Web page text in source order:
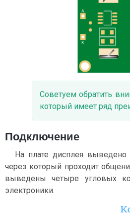
Советуем обратить
который имеет ряд
Подключение
На плате дисплея
через который проходит
выведены четыре угловых
электроники.